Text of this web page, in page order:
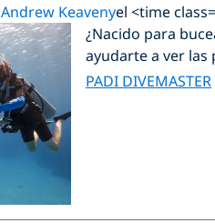
Andrew Keavenyel <time
¿Nacido para
ayudarte a ver
PADI DIVEMASTER